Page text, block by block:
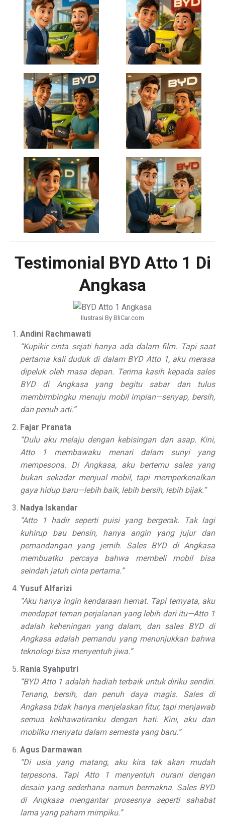
Testimonial BYD Atto 1 Di
Angkasa
Ilustrasi By BliCar.com
Andini Rachmawati
“Kupikir cinta sejati hanya ada dalam film. Tapi saat
pertama kali duduk di dalam BYD Atto 1, aku merasa
dipeluk oleh masa depan. Terima kasih kepada sales
BYD di Angkasa yang begitu sabar dan tulus
membimbingku menuju mobil impian—senyap, bersih,
dan penuh arti.”
Fajar Pranata
“Dulu aku melaju dengan kebisingan dan asap. Kini,
Atto 1 membawaku menari dalam sunyi yang
mempesona. Di Angkasa, aku bertemu sales yang
bukan sekadar menjual mobil, tapi memperkenalkan
gaya hidup baru—lebih baik, lebih bersih, lebih bijak.”
Nadya Iskandar
“Atto 1 hadir seperti puisi yang bergerak. Tak lagi
kuhirup bau bensin, hanya angin yang jujur dan
pemandangan yang jernih. Sales BYD di Angkasa
membuatku percaya bahwa membeli mobil bisa
seindah jatuh cinta pertama.”
Yusuf Alfarizi
“Aku hanya ingin kendaraan hemat. Tapi ternyata, aku
mendapat teman perjalanan yang lebih dari itu—Atto 1
adalah keheningan yang dalam, dan sales BYD di
Angkasa adalah pemandu yang menunjukkan bahwa
teknologi bisa menyentuh jiwa.”
Rania Syahputri
“BYD Atto 1 adalah hadiah terbaik untuk diriku sendiri.
Tenang, bersih, dan penuh daya magis. Sales di
Angkasa tidak hanya menjelaskan fitur, tapi menjawab
semua kekhawatiranku dengan hati. Kini, aku dan
mobilku menyatu dalam semesta yang baru.”
Agus Darmawan
“Di usia yang matang, aku kira tak akan mudah
terpesona. Tapi Atto 1 menyentuh nurani dengan
desain yang sederhana namun bermakna. Sales BYD
di Angkasa mengantar prosesnya seperti sahabat
lama yang paham mimpiku.”